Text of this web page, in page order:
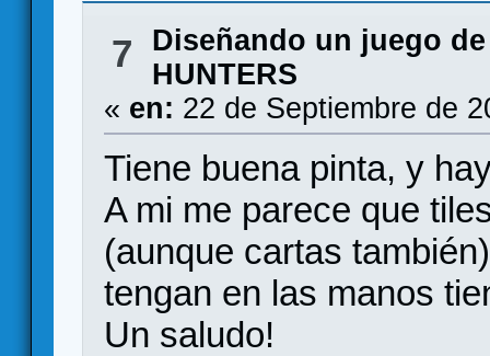
7
Diseñando un juego
HUNTERS
« en: 22 de Septiembre de
Tiene buena pinta, y
A mi me parece que
(aunque cartas
tengan en las manos
Un saludo!